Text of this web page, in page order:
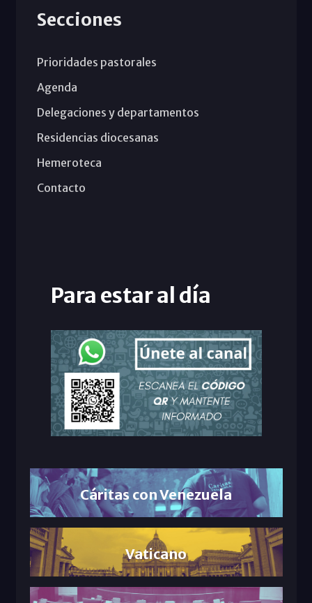
Secciones
Prioridades pastorales
Agenda
Delegaciones y departamentos
Residencias diocesanas
Hemeroteca
Contacto
Para estar al día
Cáritas con Venezuela
Vaticano